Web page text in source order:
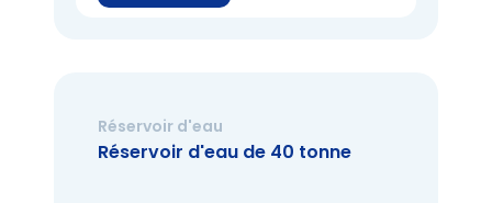
Réservoir d'eau
Réservoir d'eau de 40 tonne